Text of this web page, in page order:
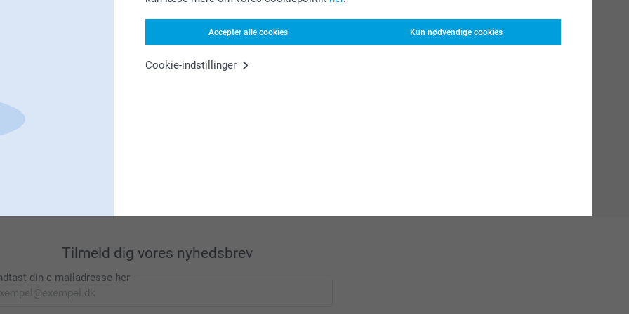
Accepter alle cookies Kun nødvendige cookies
Cookie-indstillinger
Leder du efter inspiration?
Tilmeld dig vores nyhedsbrev
din e-mailadresse her